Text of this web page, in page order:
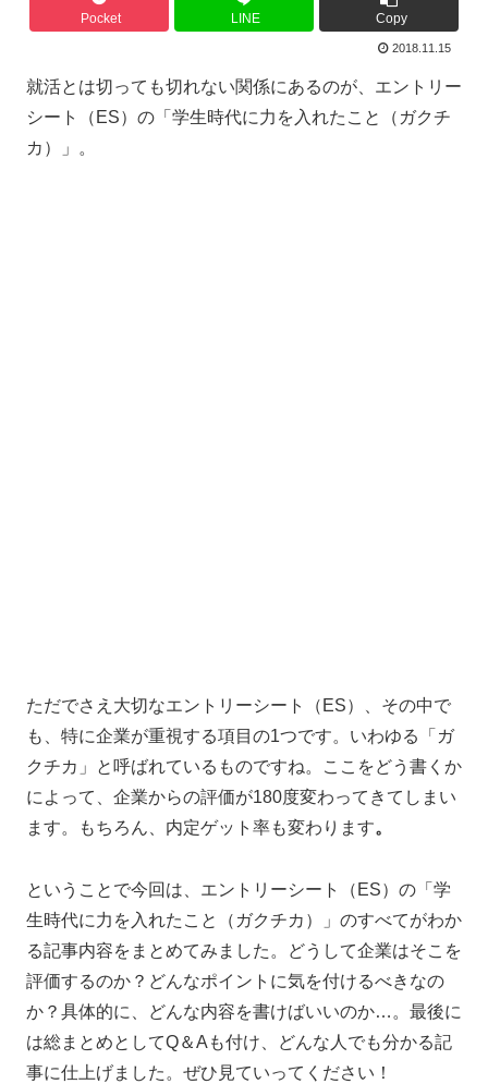
Pocket LINE Copy
2018.11.15
就活とは切っても切れない関係にあるのが、エントリー
シート（ES）の「学生時代に力を入れたこと（ガクチ
カ）」。
ただでさえ大切なエントリーシート（ES）、その中で
も、特に企業が重視する項目の1つです。いわゆる「ガ
クチカ」と呼ばれているものですね。
ここをどう書くか
によって、企業からの評価が180度変わってきてしまい
ます。もちろん、内定ゲット率も変わります。
ということで今回は、エントリーシート（ES）の「学
生時代に力を入れたこと（ガクチカ）」のすべてがわか
る記事内容をまとめてみました。どうして企業はそこを
評価するのか？どんなポイントに気を付けるべきなの
か？具体的に、どんな内容を書けばいいのか…。最後に
は総まとめとしてQ＆A も付け、どんな人でも分かる記
事に仕上げました。ぜひ見ていってください！